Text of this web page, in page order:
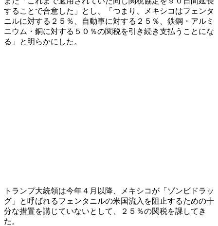
することで合意した」とし、「つまり、メキシコはフェンタ
ニルに対する２５％、自動車に対する２５％、鉄鋼・アルミ
ニウム・銅に対する５０％の関税を引き続き支払うことにな
る」と明らかにした。
トランプ大統領は今年４月以降、メキシコが「ゾンビドラッ
グ」と呼ばれるフェンタニルの米国流入を阻止するための十
分な措置を講じていないとして、２５％の関税を課してき
た。